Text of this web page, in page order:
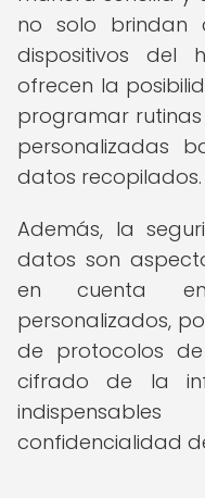
no solo brindan
dispositivos del
ofrecen la
programar
personalizadas
datos recopilados.
Además, la
datos son
en cuenta en
personalizados,
de protocolos
cifrado de la
confidencialidad